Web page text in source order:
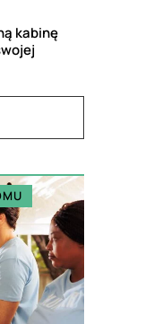
kabinę